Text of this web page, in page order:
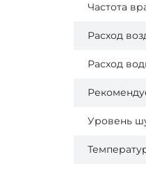
Частота
Расход
Расход
Уровень